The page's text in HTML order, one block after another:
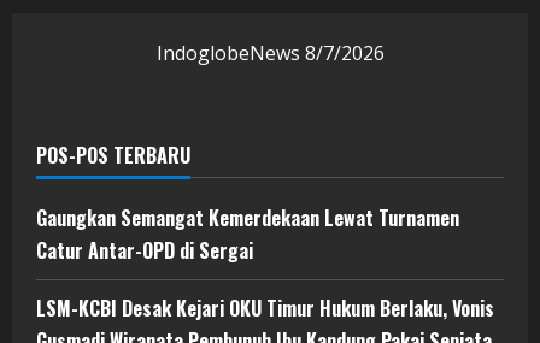
IndoglobeNews 8/7/2026
POS-POS TERBARU
Gaungkan Semangat Kemerdekaan Lewat Turnamen
Catur Antar-OPD di Sergai
LSM-KCBI Desak Kejari OKU Timur Hukum Berlaku, Vonis